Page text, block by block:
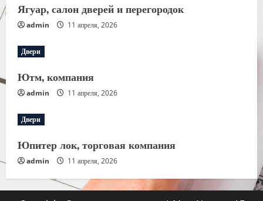
Ягуар, салон дверей и перегородок
admin 11 апреля, 2026
Двери
Ютм, компания
admin 11 апреля, 2026
Двери
Юпитер лок, торговая компания
admin 11 апреля, 2026